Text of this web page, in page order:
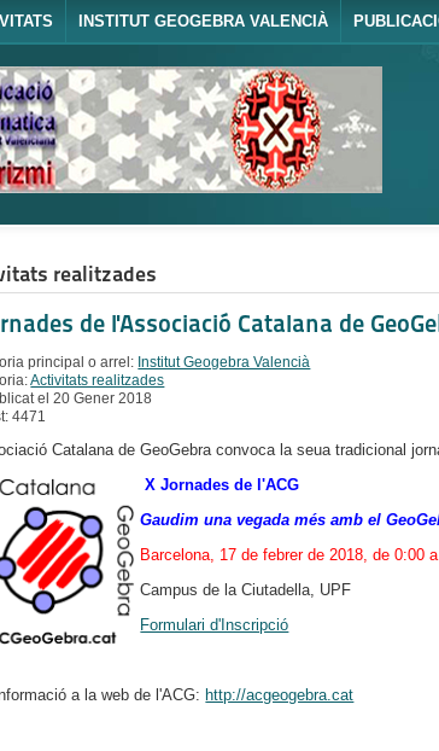
INSTITUT GEOGEBRA VALENCIÀ
realitzades
de l'Associació Catalana de
principal o arrel: Institut Geogebra Valencià
Activitats realitzades
el 20 Gener 2018
4471
Catalana de GeoGebra convoca la seua tradicional
X Jornades de l'ACG
Gaudim una vegada més amb el
Barcelona, 17 de febrer de 2018, de 0:00
Campus de la Ciutadella, UPF
Formulari d'Inscripció
a la web de l'ACG: http://acgeogebra.cat